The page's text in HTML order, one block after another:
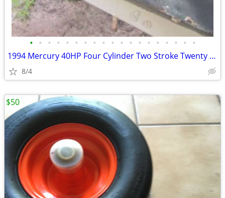
• • • • • • • • • • • • • • • • • • •
1994 Mercury 40HP Four Cylinder Two Stroke Twenty Inch Shaft
8/4
$50